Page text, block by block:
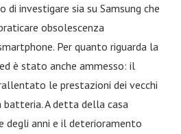
di investigare sia su Samsung che
obsolescenza
Per quanto riguarda la
è stato anche ammesso: il
le prestazioni dei vecchi
batteria. A detta della casa
degli anni e il deterioramento